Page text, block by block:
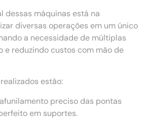
dessas máquinas está na
diversas operações em um único
a necessidade de múltiplas
e reduzindo custos com mão de
estão:
afunilamento preciso das pontas
em suportes.